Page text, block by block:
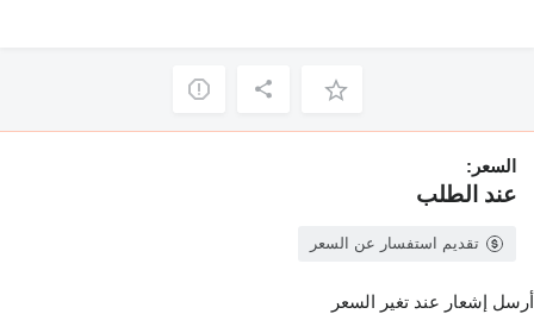
السعر:
عند الطلب
تقديم استفسار عن السعر
أرسل إشعار عند تغير السعر